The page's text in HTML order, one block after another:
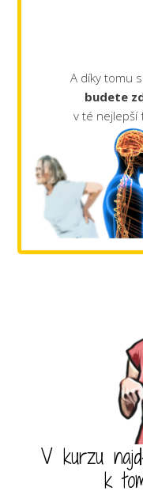
A díky tomu
budete
v té nejlepší
V kurzu
k